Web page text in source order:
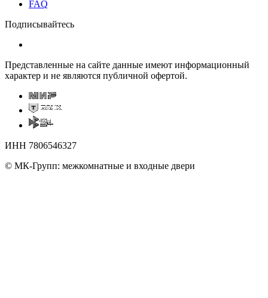
FAQ
Подписывайтесь
Представленные на сайте данные имеют информационный
характер и не являются публичной офертой.
ИНН 7806546327
© МК-Групп: межкомнатные и входные двери